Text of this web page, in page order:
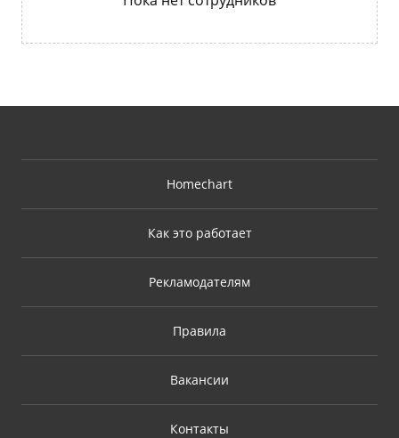
Homechart
Как это работает
Рекламодателям
Правила
Вакансии
Контакты